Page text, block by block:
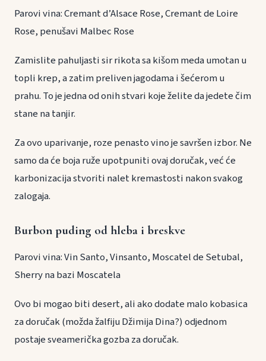
Parovi vina: Cremant d’Alsace Rose, Cremant de Loire
Rose, penušavi Malbec Rose
Zamislite pahuljasti sir rikota sa kišom meda umotan u
topli krep, a zatim preliven jagodama i šećerom u
prahu. To je jedna od onih stvari koje želite da jedete čim
stane na tanjir.
Za ovo uparivanje, roze penasto vino je savršen izbor. Ne
samo da će boja ruže upotpuniti ovaj doručak, već će
karbonizacija stvoriti nalet kremastosti nakon svakog
zalogaja.
Burbon puding od hleba i breskve
Parovi vina: Vin Santo, Vinsanto, Moscatel de Setubal,
Sherry na bazi Moscatela
Ovo bi mogao biti desert, ali ako dodate malo kobasica
za doručak (možda žalfiju Džimija Dina?) odjednom
postaje sveamerička gozba za doručak.